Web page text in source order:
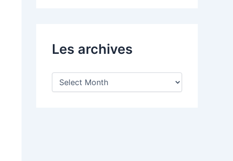
Les archives
L